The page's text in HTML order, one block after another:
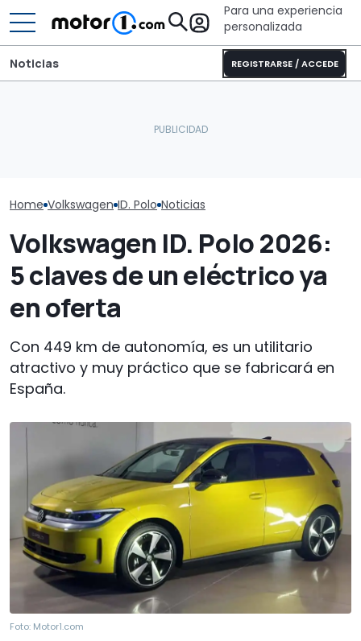
Para una experiencia
personalizada
REGISTRARSE / ACCEDE
Noticias
Home Volkswagen ID. Polo Noticias
Volkswagen ID. Polo 2026:
5 claves de un eléctrico ya
en oferta
Con 449 km de autonomía, es un utilitario
atractivo y muy práctico que se fabricará en
España.
Foto: Motor1.com